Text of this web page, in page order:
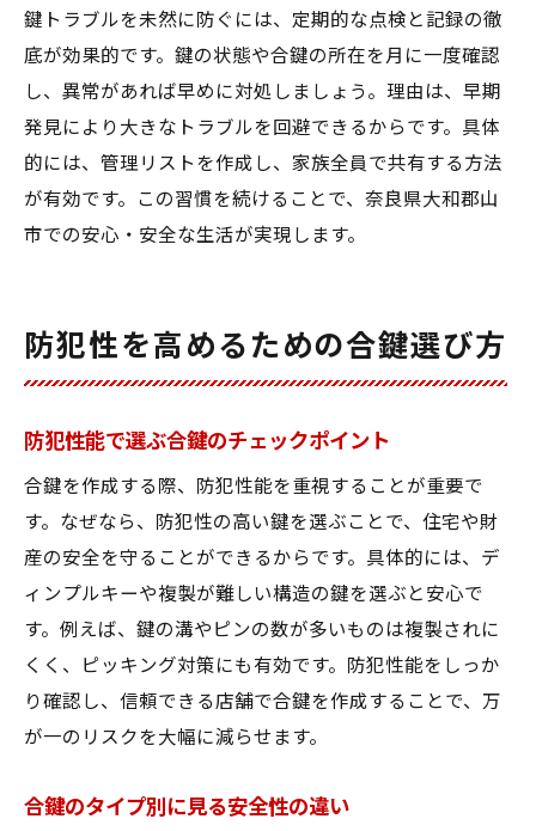
鍵トラブルを未然に防ぐには、定期的な点検と記録の徹
底が効果的です。鍵の状態や合鍵の所在を月に一度確認
し、異常があれば早めに対処しましょう。理由は、早期
発見により大きなトラブルを回避できるからです。具体
的には、管理リストを作成し、家族全員で共有する方法
が有効です。この習慣を続けることで、奈良県大和郡山
市での安心・安全な生活が実現します。
防犯性を高めるための合鍵選び方
防犯性能で選ぶ合鍵のチェックポイント
合鍵を作成する際、防犯性能を重視することが重要で
す。なぜなら、防犯性の高い鍵を選ぶことで、住宅や財
産の安全を守ることができるからです。具体的には、デ
ィンプルキーや複製が難しい構造の鍵を選ぶと安心で
す。例えば、鍵の溝やピンの数が多いものは複製されに
くく、ピッキング対策にも有効です。防犯性能をしっか
り確認し、信頼できる店舗で合鍵を作成することで、万
が一のリスクを大幅に減らせます。
合鍵のタイプ別に見る安全性の違い